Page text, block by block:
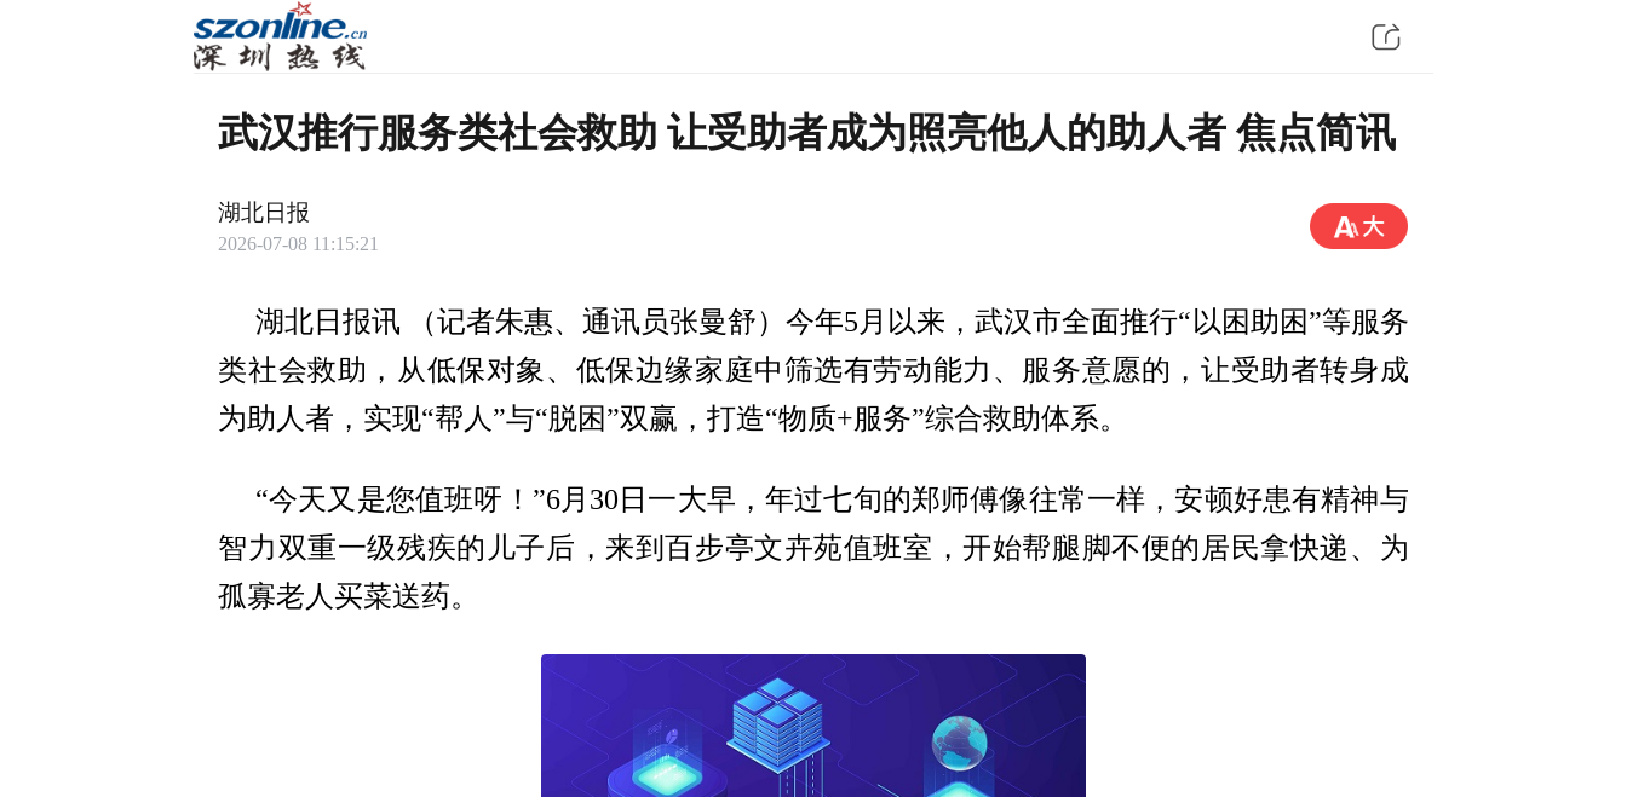
武汉推行服务类社会救助 让受助者成为照亮他人的助人者 焦点简讯
湖北日报
2026-07-08 11:15:21
湖北日报讯 （记者朱惠、通讯员张曼舒）今年5月以来，武汉市全面推行“以困助困”等服务
类社会救助，从低保对象、低保边缘家庭中筛选有劳动能力、服务意愿的，让受助者转身成
为助人者，实现“帮人”与“脱困”双赢，打造“物质+服务”综合救助体系。
“今天又是您值班呀！”6月30日一大早，年过七旬的郑师傅像往常一样，安顿好患有精神与
智力双重一级残疾的儿子后，来到百步亭文卉苑值班室，开始帮腿脚不便的居民拿快递、为
孤寡老人买菜送药。